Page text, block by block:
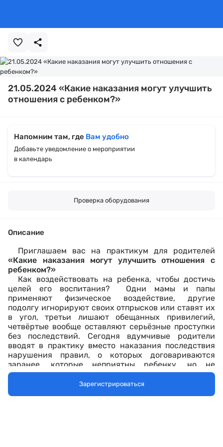
21.05.2024 «Какие наказания могут улучшить
отношения с ребенком?»
Напомним там, где Вам удобно
Добавьте уведомление о мероприятии
в календарь
Проверка оборудования
Описание
Приглашаем вас на практикум для родителей
«Какие наказания могут улучшить отношения с
ребенком?»
Как воздействовать на ребенка, чтобы достичь
целей его воспитания? Одни мамы и папы
применяют физическое воздействие, другие
подолгу игнорируют своих отпрысков или ставят их
в угол, третьи лишают обещанных привилегий,
четвёртые вообще оставляют серьёзные проступки
без последствий. Сегодня вдумчивые родители
вводят в практику вместо наказания последствия
нарушения правил, о которых договариваются
заранее, которые неприятны ребенку, но не
унижают его.
Где находятся пределы допустимого воздействия
и за какие провинности, нарушения наказываем
Зарегистрироваться